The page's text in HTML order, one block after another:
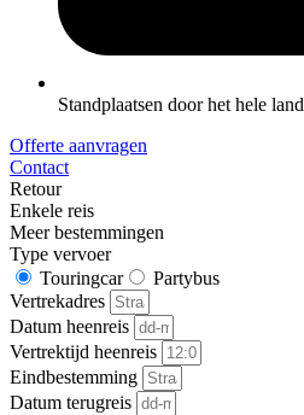
Standplaatsen door het hele land
Offerte aanvragen
Contact
Retour
Enkele reis
Meer bestemmingen
Type vervoer
Touringcar
Partybus
Vertrekadres
Datum heenreis
Vertrektijd heenreis
Eindbestemming
Datum terugreis